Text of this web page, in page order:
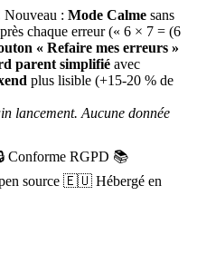
Nouveau : Mode Calme sans
chaque erreur (« 6 × 7 = (6
« Refaire mes erreurs »
parent simplifié avec
plus lisible (+15-20 % de
lancement. Aucune donnée
Conforme RGPD 📚
source 🇪🇺 Hébergé en